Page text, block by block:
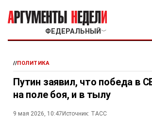
ФЕДЕРАЛЬНЫЙ ﹀
//ПОЛИТИКА
Путин заявил, что победа в
на поле боя, и в тылу
9 мая 2026, 10:47 Источник: ТАСС